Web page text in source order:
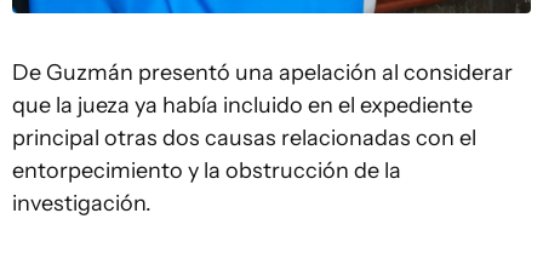
De Guzmán presentó una apelación al considerar
que la jueza ya había incluido en el expediente
principal otras dos causas relacionadas con el
entorpecimiento y la obstrucción de la
investigación.